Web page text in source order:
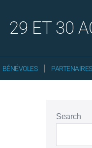
29 ET 30
BÉNÉVOLES PARTENAIRES
Search